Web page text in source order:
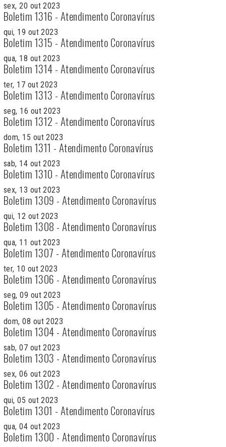
sex, 20 out 2023
Boletim 1316 - Atendimento Coronavírus
qui, 19 out 2023
Boletim 1315 - Atendimento Coronavírus
qua, 18 out 2023
Boletim 1314 - Atendimento Coronavírus
ter, 17 out 2023
Boletim 1313 - Atendimento Coronavírus
seg, 16 out 2023
Boletim 1312 - Atendimento Coronavírus
dom, 15 out 2023
Boletim 1311 - Atendimento Coronavírus
sab, 14 out 2023
Boletim 1310 - Atendimento Coronavírus
sex, 13 out 2023
Boletim 1309 - Atendimento Coronavírus
qui, 12 out 2023
Boletim 1308 - Atendimento Coronavírus
qua, 11 out 2023
Boletim 1307 - Atendimento Coronavírus
ter, 10 out 2023
Boletim 1306 - Atendimento Coronavírus
seg, 09 out 2023
Boletim 1305 - Atendimento Coronavírus
dom, 08 out 2023
Boletim 1304 - Atendimento Coronavírus
sab, 07 out 2023
Boletim 1303 - Atendimento Coronavírus
sex, 06 out 2023
Boletim 1302 - Atendimento Coronavírus
qui, 05 out 2023
Boletim 1301 - Atendimento Coronavírus
qua, 04 out 2023
Boletim 1300 - Atendimento Coronavírus